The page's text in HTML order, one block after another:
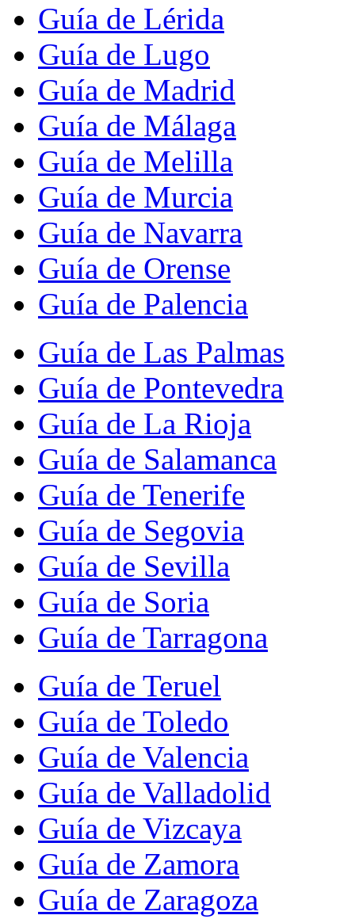
Guía de Lérida
Guía de Lugo
Guía de Madrid
Guía de Málaga
Guía de Melilla
Guía de Murcia
Guía de Navarra
Guía de Orense
Guía de Palencia
Guía de Las Palmas
Guía de Pontevedra
Guía de La Rioja
Guía de Salamanca
Guía de Tenerife
Guía de Segovia
Guía de Sevilla
Guía de Soria
Guía de Tarragona
Guía de Teruel
Guía de Toledo
Guía de Valencia
Guía de Valladolid
Guía de Vizcaya
Guía de Zamora
Guía de Zaragoza